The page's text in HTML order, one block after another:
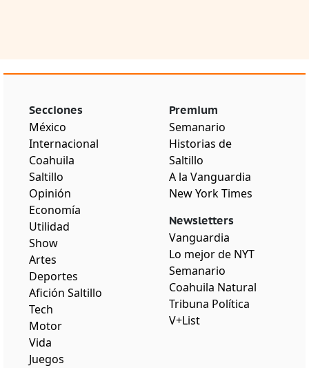
Secciones
México
Internacional
Coahuila
Saltillo
Opinión
Economía
Utilidad
Show
Artes
Deportes
Afición Saltillo
Tech
Motor
Vida
Juegos
Premium
Semanario
Historias de
Saltillo
A la Vanguardia
New York Times
Newsletters
Vanguardia
Lo mejor de NYT
Semanario
Coahuila Natural
Tribuna Política
V+List